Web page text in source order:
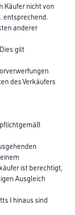
Käufer nicht von
entsprechend.
anderer
gilt
des Verkäufers
ist berechtigt,
Ausgleich
I hinaus sind